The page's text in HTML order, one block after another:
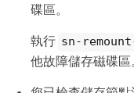
碟區。
執行 sn-
他故障儲存磁碟區